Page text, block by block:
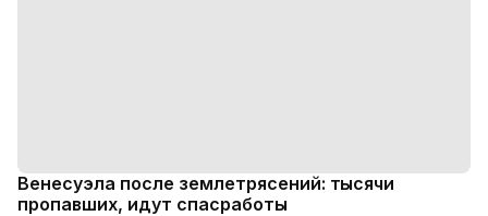
Венесуэла после землетрясений: тысячи
пропавших, идут спасработы